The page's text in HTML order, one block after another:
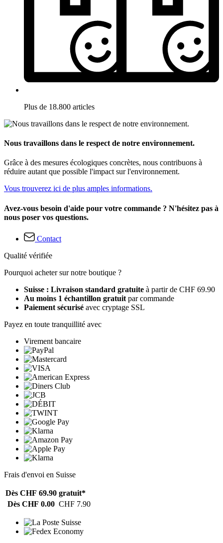
Plus de 18.800 articles
Nous travaillons dans le respect de notre environnement.
Grâce à des mesures écologiques concrètes, nous contribuons à
réduire autant que possible l'impact sur l'environnement.
Vous trouverez ici de plus amples informations.
Avez-vous besoin d'aide pour votre commande ? N'hésitez pas à
nous poser vos questions.
Contact
Qualité vérifiée
Pourquoi acheter sur notre boutique ?
Suisse : Livraison standard gratuite à partir de CHF 69.90
Au moins 1 échantillon gratuit par commande
Paiement sécurisé avec cryptage SSL
Payez en toute tranquillité avec
Virement bancaire
Frais d'envoi en Suisse
Dès CHF 69.90 gratuit*
Dès CHF 0.00 CHF 7.90